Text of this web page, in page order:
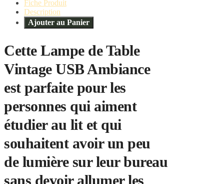
Fiche Produit
Description
Ajouter au Panier
Cette Lampe de Table
Vintage USB Ambiance
est parfaite pour les
personnes qui aiment
étudier au lit et qui
souhaitent avoir un peu
de lumière sur leur bureau
sans devoir allumer les